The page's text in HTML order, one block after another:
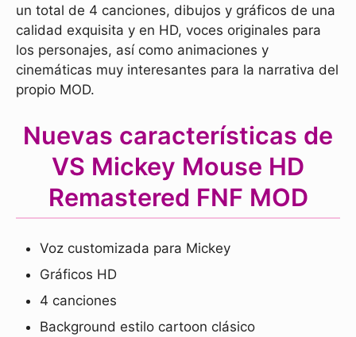
un total de 4 canciones, dibujos y gráficos de una
calidad exquisita y en HD, voces originales para
los personajes, así como animaciones y
cinemáticas muy interesantes para la narrativa del
propio MOD.
Nuevas características de
VS Mickey Mouse HD
Remastered FNF MOD
Voz customizada para Mickey
Gráficos HD
4 canciones
Background estilo cartoon clásico